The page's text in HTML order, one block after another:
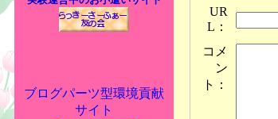
ブログパーツ型環境貢献
サイト
UR
L：
コメ
ン
ト：